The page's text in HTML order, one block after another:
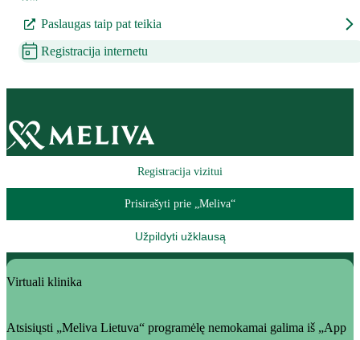
Paslaugas taip pat teikia
Registracija internetu
Registracija vizitui
Prisirašyti prie „Meliva“
Užpildyti užklausą
Virtuali klinika
Atsisiųsti „Meliva Lietuva“ programėlę nemokamai galima iš „App